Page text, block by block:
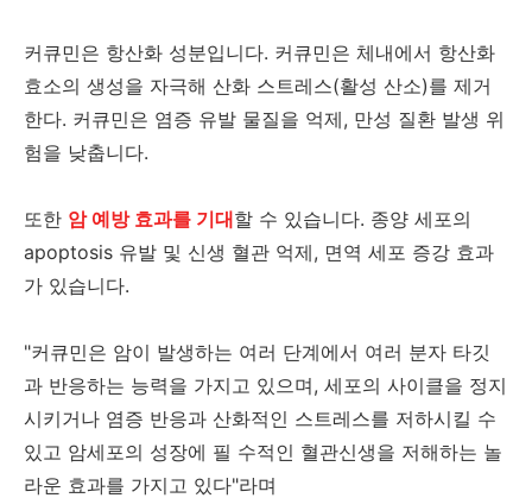
커큐민은 항산화 성분입니다. 커큐민은 체내에서 항산화
효소의 생성을 자극해 산화 스트레스(활성 산소)를 제거
한다. 커큐민은 염증 유발 물질을 억제, 만성 질환 발생 위
험을 낮춥니다.
또한 암 예방 효과를 기대할 수 있습니다. 종양 세포의
apoptosis 유발 및 신생 혈관 억제, 면역 세포 증강 효과
가 있습니다.
"커큐민은 암이 발생하는 여러 단계에서 여러 분자 타깃
과 반응하는 능력을 가지고 있으며, 세포의 사이클을 정지
시키거나 염증 반응과 산화적인 스트레스를 저하시킬 수
있고 암세포의 성장에 필 수적인 혈관신생을 저해하는 놀
라운 효과를 가지고 있다"라며